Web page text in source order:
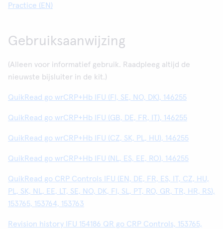
Practice (EN)
Gebruiksaanwijzing
(Alleen voor informatief gebruik. Raadpleeg altijd de
nieuwste bijsluiter in de kit.)
QuikRead go wrCRP+Hb IFU (FI, SE, NO, DK), 146255
QuikRead go wrCRP+Hb IFU (GB, DE, FR, IT), 146255
QuikRead go wrCRP+Hb IFU (CZ, SK, PL, HU), 146255
QuikRead go wrCRP+Hb IFU (NL, ES, EE, RO), 146255
QuikRead go CRP Controls IFU (EN, DE, FR, ES, IT, CZ, HU,
PL, SK, NL, EE, LT, SE, NO, DK, FI, SL, PT, RO, GR, TR, HR, RS),
153765, 153764, 153763
Revision history IFU 154186 QR go CRP Controls, 153765,